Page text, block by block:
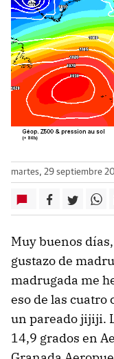
martes, 29 septiembre
Muy buenos
gustazo de
madrugada me
eso de las cuatro
un pareado jijiji.
14,9 grados en